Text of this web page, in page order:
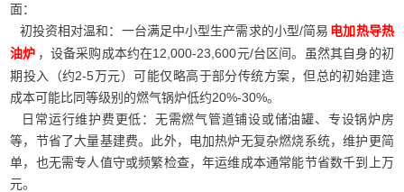
面：
初投资相对温和：一台满足中小型生产需求的小型/简易 电加热导热
油炉 ，设备采购成本约在12,000-23,600元/台区间。虽然其自身的初
期投入（约2-5万元）可能仅略高于部分传统方案，但总的初始建造
成本可能比同等级别的燃气锅炉低约20%-30%。
日常运行维护费更低：无需燃气管道铺设或储油罐、专设锅炉房
等，节省了大量基建费。此外，电加热炉无复杂燃烧系统，维护更简
单，也无需专人值守或频繁检查，年运维成本通常能节省数千到上万
元。